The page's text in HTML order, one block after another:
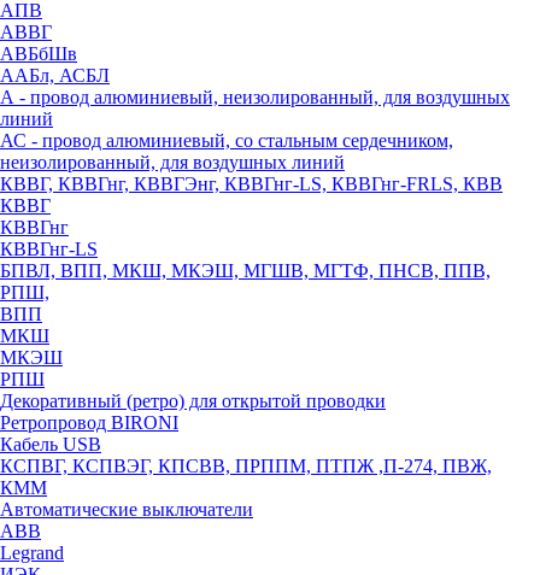
АПВ
АВВГ
АВБбШв
ААБл, АСБЛ
А - провод алюминиевый, неизолированный, для воздушных
линий
АС - провод алюминиевый, со стальным сердечником,
неизолированный, для воздушных линий
КВВГ, КВВГнг, КВВГЭнг, КВВГнг-LS, КВВГнг-FRLS, КВВ
КВВГ
КВВГнг
КВВГнг-LS
БПВЛ, ВПП, МКШ, МКЭШ, МГШВ, МГТФ, ПНСВ, ППВ,
РПШ,
ВПП
МКШ
МКЭШ
РПШ
Декоративный (ретро) для открытой проводки
Ретропровод BIRONI
Кабель USB
КСПВГ, КСПВЭГ, КПСВВ, ПРППМ, ПТПЖ ,П-274, ПВЖ,
КММ
Автоматические выключатели
ABB
Legrand